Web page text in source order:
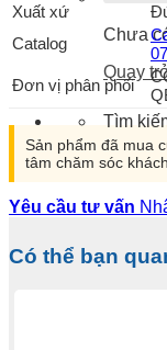
Chưa
Quay
Tìm
Xuất xứ
Catalog
Đơn vị phân phối
Sản phẩm đã mua
tâm chăm sóc
Yêu cầu tư vấn
Có thể bạn